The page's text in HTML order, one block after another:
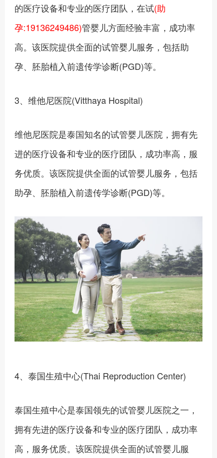
的医疗设备和专业的医疗团队，在试(助
孕:19136249486)管婴儿方面经验丰富，成功率
高。该医院提供全面的试管婴儿服务，包括助
孕、胚胎植入前遗传学诊断(PGD)等。
3、维他尼医院(Vitthaya Hospital)
维他尼医院是泰国知名的试管婴儿医院，拥有先
进的医疗设备和专业的医疗团队，成功率高，服
务优质。该医院提供全面的试管婴儿服务，包括
助孕、胚胎植入前遗传学诊断(PGD)等。
4、泰国生殖中心(Thai Reproduction Center)
泰国生殖中心是泰国领先的试管婴儿医院之一，
拥有先进的医疗设备和专业的医疗团队，成功率
高，服务优质。该医院提供全面的试管婴儿服